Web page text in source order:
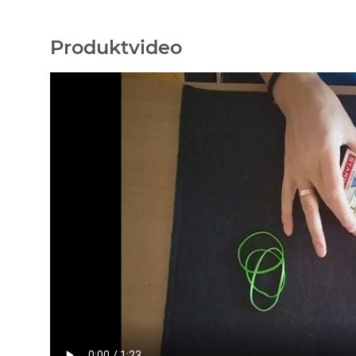
Produktvideo